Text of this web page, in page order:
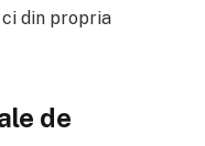
din propria
de